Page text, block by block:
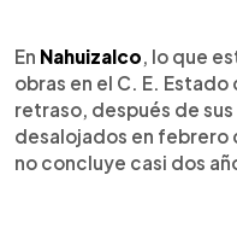
En Nahuizalco, lo que
obras en el C. E.
retraso, después de
desalojados en febrero
no concluye casi dos